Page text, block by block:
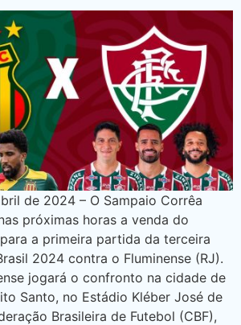
de 2024 – O Sampaio Corrêa
próximas horas a venda do
a primeira partida da terceira
2024 contra o Fluminense (RJ).
jogará o confronto na cidade de
Santo, no Estádio Kléber José de
Brasileira de Futebol (CBF),